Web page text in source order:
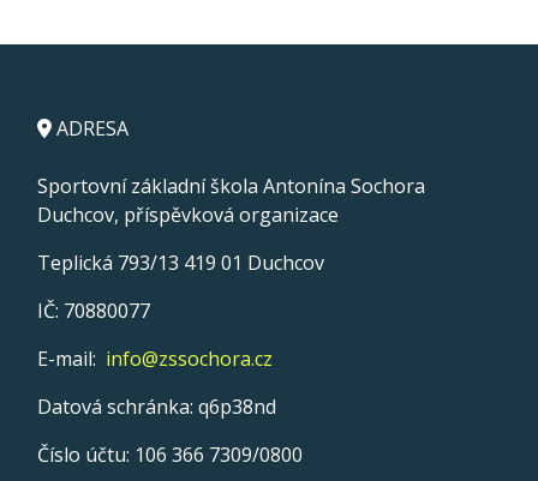
ADRESA
Sportovní základní škola Antonína Sochora
Duchcov, příspěvková organizace
Teplická 793/13 419 01 Duchcov
IČ: 70880077
E-mail: info@zssochora.cz
Datová schránka: q6p38nd
Číslo účtu: 106 366 7309/0800